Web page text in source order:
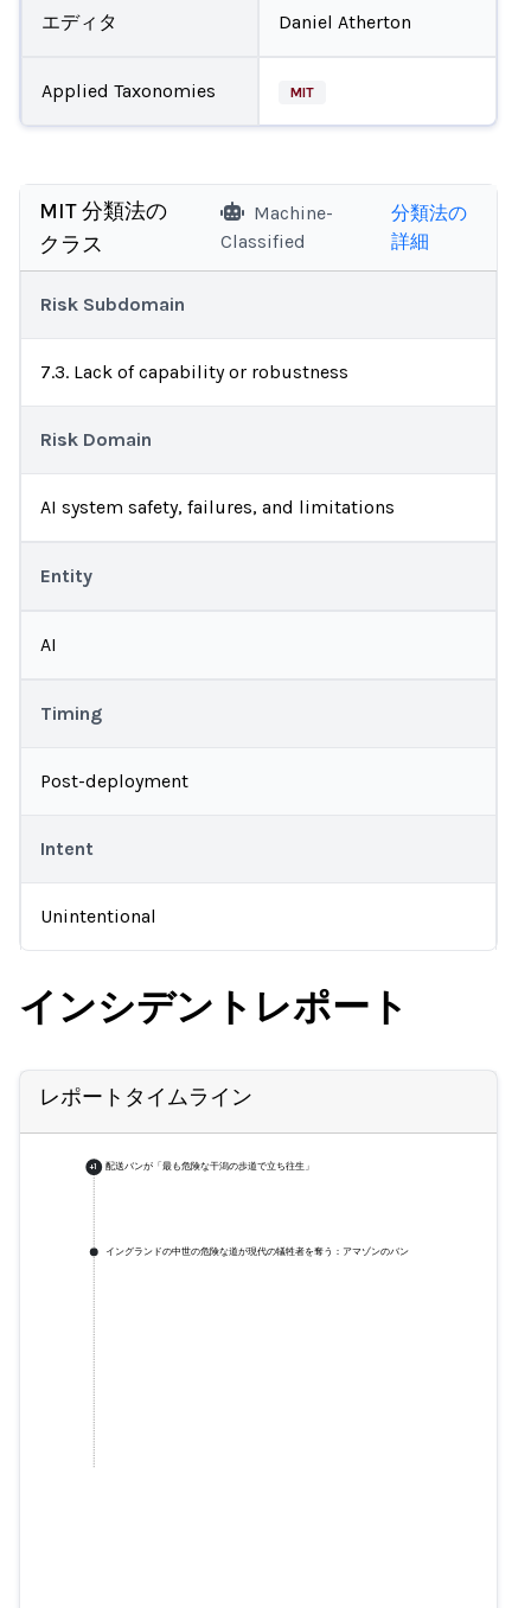
エディタ Daniel Atherton
Applied Taxonomies MIT
MIT 分類法の
クラス
Machine-
Classified
分類法の
詳細
Risk Subdomain
7.3. Lack of capability or robustness
Risk Domain
AI system safety, failures, and limitations
Entity
AI
Timing
Post-deployment
Intent
Unintentional
インシデントレポート
レポートタイムライン
+1 配送バンが「最も危険な干潟の歩道で立ち往生」
イングランドの中世の危険な道が現代の犠牲者を奪う：アマゾンのバン